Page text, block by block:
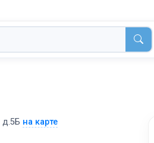
д.5Б на карте